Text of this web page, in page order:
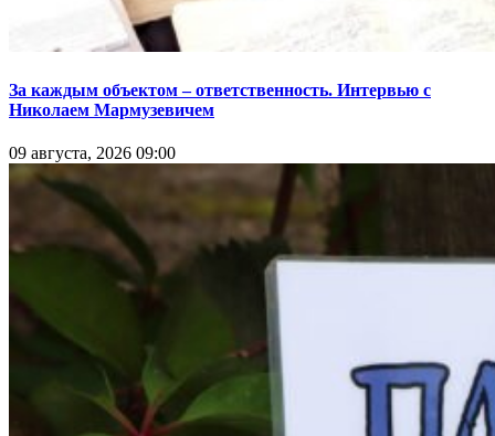
За каждым объектом – ответственность. Интервью с
Николаем Мармузевичем
09 августа, 2026 09:00